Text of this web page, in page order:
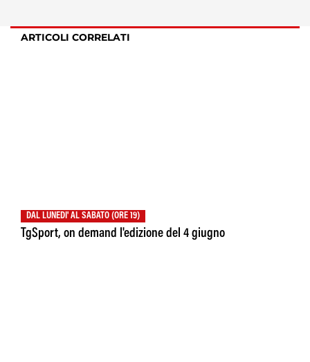
ARTICOLI CORRELATI
DAL LUNEDI' AL SABATO (ORE 19)
TgSport, on demand l'edizione del 4 giugno